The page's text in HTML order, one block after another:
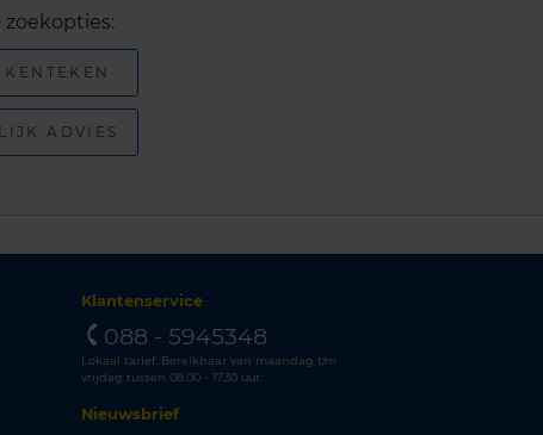
zoekopties:
ADVIES
Klantenservice
088 - 5945348
Lokaal tarief. Bereikbaar van maandag t/m
vrijdag tussen 08.00 - 17.30 uur.
Nieuwsbrief